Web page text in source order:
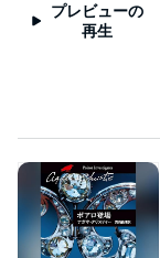
プレビューの
再生